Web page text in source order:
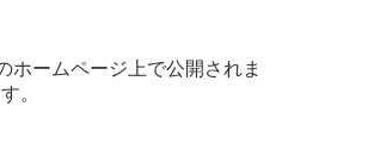
ホームページ上で公開されま
。